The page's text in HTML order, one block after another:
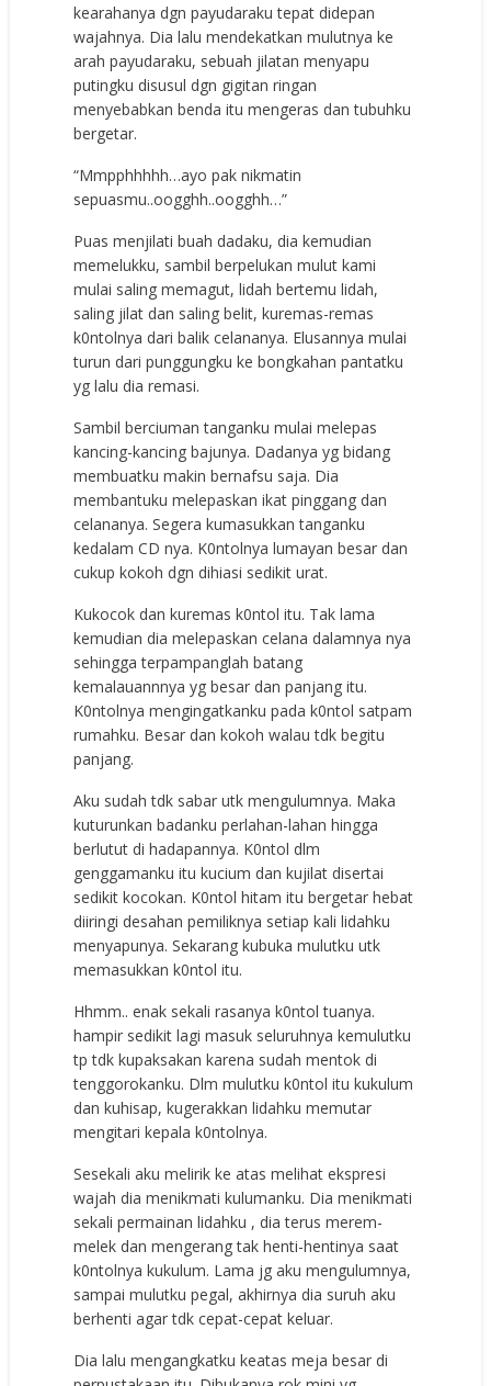
kearahanya dgn payudaraku tepat didepan
wajahnya. Dia lalu mendekatkan mulutnya ke
arah payudaraku, sebuah jilatan menyapu
putingku disusul dgn gigitan ringan
menyebabkan benda itu mengeras dan tubuhku
bergetar.
“Mmpphhhhh…ayo pak nikmatin
sepuasmu..oogghh..oogghh…”
Puas menjilati buah dadaku, dia kemudian
memelukku, sambil berpelukan mulut kami
mulai saling memagut, lidah bertemu lidah,
saling jilat dan saling belit, kuremas-remas
k0ntolnya dari balik celananya. Elusannya mulai
turun dari punggungku ke bongkahan pantatku
yg lalu dia remasi.
Sambil berciuman tanganku mulai melepas
kancing-kancing bajunya. Dadanya yg bidang
membuatku makin bernafsu saja. Dia
membantuku melepaskan ikat pinggang dan
celananya. Segera kumasukkan tanganku
kedalam CD nya. K0ntolnya lumayan besar dan
cukup kokoh dgn dihiasi sedikit urat.
Kukocok dan kuremas k0ntol itu. Tak lama
kemudian dia melepaskan celana dalamnya nya
sehingga terpampanglah batang
kemalauannnya yg besar dan panjang itu.
K0ntolnya mengingatkanku pada k0ntol satpam
rumahku. Besar dan kokoh walau tdk begitu
panjang.
Aku sudah tdk sabar utk mengulumnya. Maka
kuturunkan badanku perlahan-lahan hingga
berlutut di hadapannya. K0ntol dlm
genggamanku itu kucium dan kujilat disertai
sedikit kocokan. K0ntol hitam itu bergetar hebat
diiringi desahan pemiliknya setiap kali lidahku
menyapunya. Sekarang kubuka mulutku utk
memasukkan k0ntol itu.
Hhmm.. enak sekali rasanya k0ntol tuanya.
hampir sedikit lagi masuk seluruhnya kemulutku
tp tdk kupaksakan karena sudah mentok di
tenggorokanku. Dlm mulutku k0ntol itu kukulum
dan kuhisap, kugerakkan lidahku memutar
mengitari kepala k0ntolnya.
Sesekali aku melirik ke atas melihat ekspresi
wajah dia menikmati kulumanku. Dia menikmati
sekali permainan lidahku , dia terus merem-
melek dan mengerang tak henti-hentinya saat
k0ntolnya kukulum. Lama jg aku mengulumnya,
sampai mulutku pegal, akhirnya dia suruh aku
berhenti agar tdk cepat-cepat keluar.
Dia lalu mengangkatku keatas meja besar di